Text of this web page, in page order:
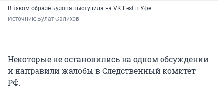
В таком образе Бузова выступила на VK Fest в Уфе
Источник: Булат Салихов
Некоторые не остановились на одном обсуждении
и направили жалобы в Следственный комитет
РФ.